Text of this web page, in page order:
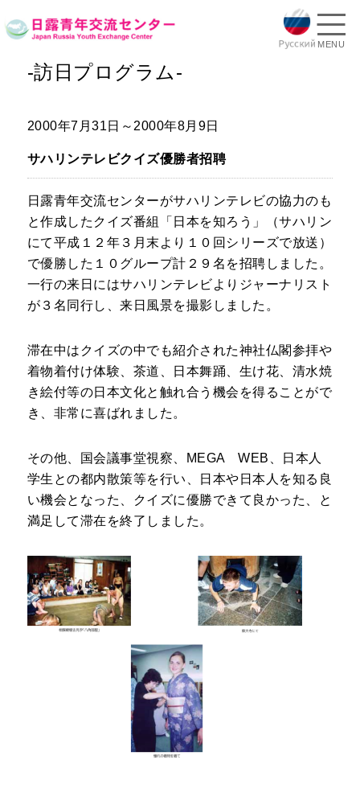
MENU
-訪日プログラム-
2000年7月31日～2000年8月9日
サハリンテレビクイズ優勝者招聘
日露青年交流センターがサハリンテレビの協力のも
と作成したクイズ番組「日本を知ろう」（サハリン
にて平成１２年３月末より１０回シリーズで放送）
で優勝した１０グループ計２９名を招聘しました。
一行の来日にはサハリンテレビよりジャーナリスト
が３名同行し、来日風景を撮影しました。
滞在中はクイズの中でも紹介された神社仏閣参拝や
着物着付け体験、茶道、日本舞踊、生け花、清水焼
き絵付等の日本文化と触れ合う機会を得ることがで
き、非常に喜ばれました。
その他、国会議事堂視察、MEGA WEB、日本人
学生との都内散策等を行い、日本や日本人を知る良
い機会となった、クイズに優勝できて良かった、と
満足して滞在を終了しました。